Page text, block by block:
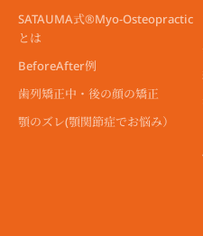
SATAUMA式®︎Myo-Osteopractic
とは
BeforeAfter例
歯列矯正中・後の顔の矯正
顎のズレ(顎関節症でお悩み）